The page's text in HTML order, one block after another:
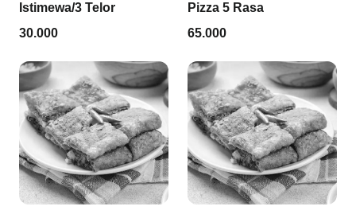
Istimewa/3 Telor
30.000
Pizza 5 Rasa
65.000